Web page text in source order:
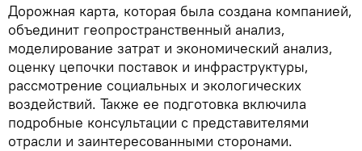
Дорожная карта, которая была создана компанией,
объединит геопространственный анализ,
моделирование затрат и экономический анализ,
оценку цепочки поставок и инфраструктуры,
рассмотрение социальных и экологических
воздействий. Также ее подготовка включила
подробные консультации с представителями
отрасли и заинтересованными сторонами.